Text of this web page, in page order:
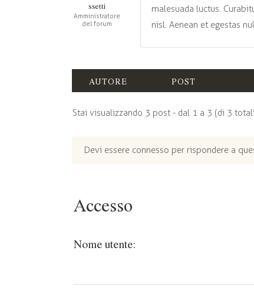
ssetti
Amministratore
del forum
malesuada luctus.
nisl. Aenean et egestas
AUTORE POST
Stai visualizzando 3 post - dal 1 a 3 (di 3
Devi essere connesso per rispondere a
Accesso
Nome utente: